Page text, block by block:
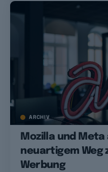
ARCHIV
Mozilla und
neuartigem Weg
Werbung